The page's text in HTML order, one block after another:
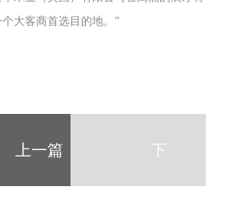
大客商首选目的地。”
上一篇 下